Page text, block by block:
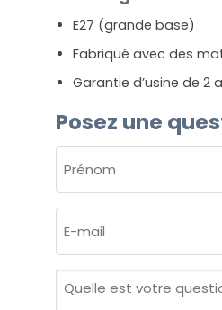
E27 (grande base)
Fabriqué avec des
Garantie d’usine de 2
Posez une
(NÉCESSAIRE)
Prénom
mail
Quelle